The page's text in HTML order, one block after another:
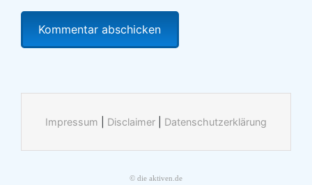
Impressum Disclaimer Datenschutzerklärung
© die aktiven.de